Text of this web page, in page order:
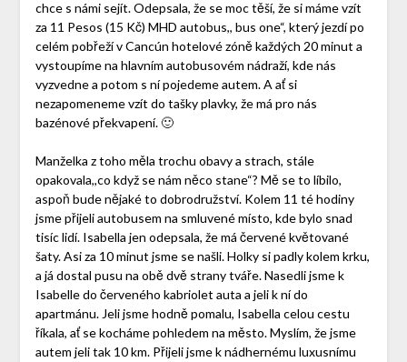
chce s námi sejít. Odepsala, že se moc těší, že si máme vzít
za 11 Pesos (15 Kč) MHD autobus,, bus one“, který jezdí po
celém pobřeží v Cancún hotelové zóně každých 20 minut a
vystoupíme na hlavním autobusovém nádraží, kde nás
vyzvedne a potom s ní pojedeme autem. A ať si
nezapomeneme vzít do tašky plavky, že má pro nás
bazénové překvapení. 🙂
Manželka z toho měla trochu obavy a strach, stále
opakovala,,co když se nám něco stane“? Mě se to líbilo,
aspoň bude nějaké to dobrodružství. Kolem 11 té hodiny
jsme přijeli autobusem na smluvené místo, kde bylo snad
tisíc lidí. Isabella jen odepsala, že má červené květované
šaty. Asi za 10 minut jsme se našli. Holky si padly kolem krku,
a já dostal pusu na obě dvě strany tváře. Nasedli jsme k
Isabelle do červeného kabriolet auta a jeli k ní do
apartmánu. Jeli jsme hodně pomalu, Isabella celou cestu
říkala, ať se kocháme pohledem na město. Myslím, že jsme
autem jeli tak 10 km. Přijeli jsme k nádhernému luxusnímu